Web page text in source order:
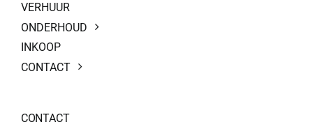
VERHUUR
ONDERHOUD
INKOOP
CONTACT
CONTACT